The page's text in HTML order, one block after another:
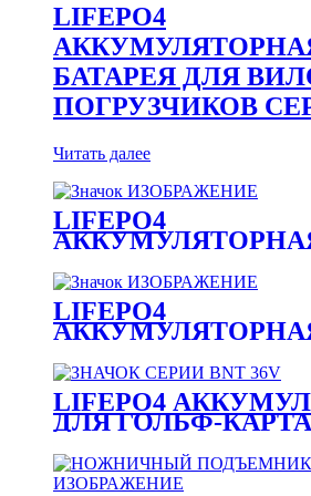
LIFEPO4
БАТАРЕЯ ДЛЯ
ПОГРУЗЧИКОВ
Читать далее
LIFEPO4
ПОГРУЗЧИКОВ
LIFEPO4
ПОГРУЗЧИКОВ
LIFEPO4
ДЛЯ ГОЛЬФ-
36 V